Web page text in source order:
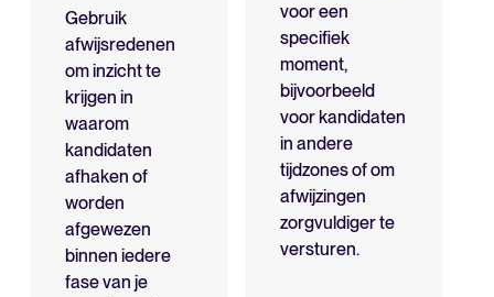
Gebruik
afwijsredenen
om inzicht te
krijgen in
waarom
kandidaten
afhaken of
worden
afgewezen
binnen iedere
fase van je
voor een
specifiek
moment,
bijvoorbeeld
voor kandidaten
in andere
tijdzones of om
afwijzingen
zorgvuldiger te
versturen.